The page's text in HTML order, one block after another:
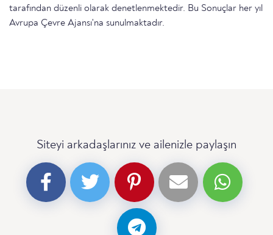
tarafından düzenli olarak denetlenmektedir. Bu Sonuçlar her yıl
Avrupa Çevre Ajansı'na sunulmaktadır.
Siteyi arkadaşlarınız ve ailenizle paylaşın